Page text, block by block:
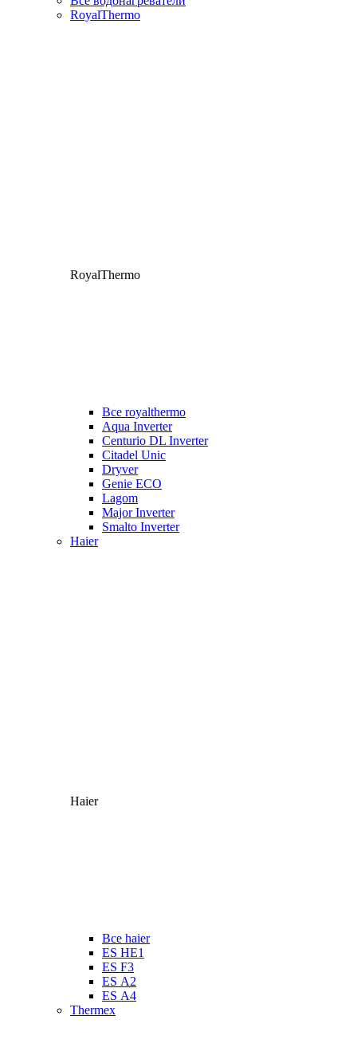
RoyalThermo
RoyalThermo
Все royalthermo
Aqua Inverter
Centurio DL Inverter
Citadel Unic
Dryver
Genie ECO
Lagom
Major Inverter
Smalto Inverter
Haier
Haier
Все haier
ES HE1
ES F3
ES А2
ES А4
Thermex